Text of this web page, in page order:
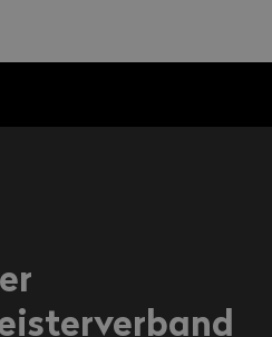
Gemeinsam Bauen
Gemeinsam Bauen n°14